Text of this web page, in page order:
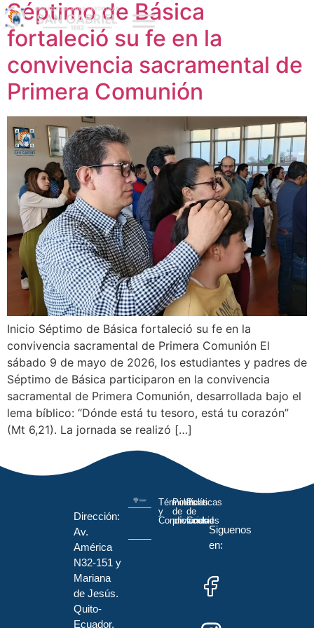
Séptimo de Básica
fortaleció su fe en la
convivencia sacramental de
Primera Comunión
Inicio Séptimo de Básica fortaleció su fe en la
convivencia sacramental de Primera Comunión El
sábado 9 de mayo de 2026, los estudiantes y padres de
Séptimo de Básica participaron en la convivencia
sacramental de Primera Comunión, desarrollada bajo el
lema bíblico: “Dónde está tu tesoro, está tu corazón”
(Mt 6,21). La jornada se realizó […]
Dirección:
Av.
América
N32-151 y
Mariana
de Jesús.
Quito-
Ecuador.
Términos
y
Condiciones
Políticas
de
privacidad
Políticas
de
Cookies
Siguenos
en: